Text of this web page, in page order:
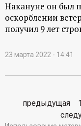
Накануне он был
оскорблении
получил 9 лет
23 марта 2022 - 14:41
т
предыдущая
1